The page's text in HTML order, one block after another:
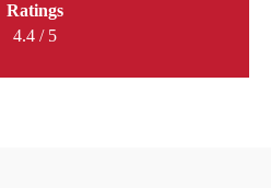
Ratings
4.4 / 5